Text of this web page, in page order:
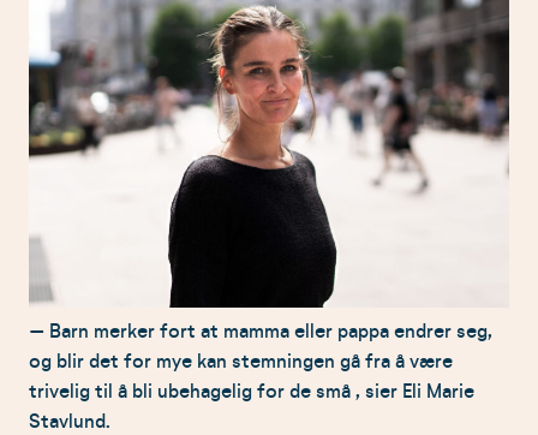
– Barn merker fort at mamma eller pappa endrer seg,
og blir det for mye kan stemningen gå fra å være
trivelig til å bli ubehagelig for de små , sier Eli Marie
Stavlund.